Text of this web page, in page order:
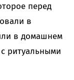
перед
в
в домашнем
ритуальными